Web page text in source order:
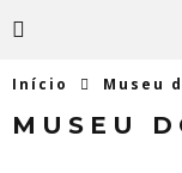
Início Museu
MUSEU